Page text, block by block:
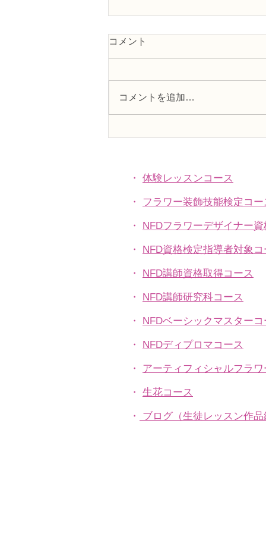
コメント
コメントを追加…
・ 体験レッスンコース
・ フラワー装飾技能検定コー
・ NFDフラワーデザイナー
・ NFD資格検定指導者対象
・ NFD講師資格取得コース
・ NFD講師研究科コース
・ NFDベーシックマスター
・ NFDディプロマコース
・ アーティフィシャルフラ
​・ 生花コース
​・ ブログ（生徒レッスン作